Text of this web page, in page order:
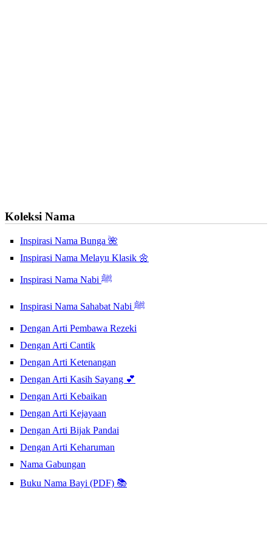
Koleksi Nama
Inspirasi Nama Bunga 🌺
Inspirasi Nama Melayu Klasik 🌼
Inspirasi Nama Nabi ﷺ
Inspirasi Nama Sahabat Nabi ﷺ
Dengan Arti Pembawa Rezeki
Dengan Arti Cantik
Dengan Arti Ketenangan
Dengan Arti Kasih Sayang 💕
Dengan Arti Kebaikan
Dengan Arti Kejayaan
Dengan Arti Bijak Pandai
Dengan Arti Keharuman
Nama Gabungan
Buku Nama Bayi (PDF) 📚